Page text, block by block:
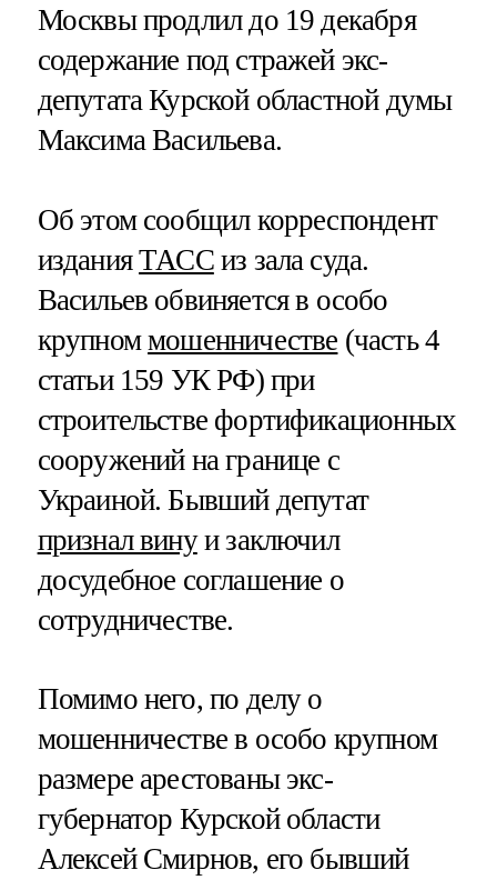
Москвы продлил до 19 декабря
содержание под стражей экс-
депутата Курской областной думы
Максима Васильева.
Об этом сообщил корреспондент
изданияТАССиз зала суда.
Васильев обвиняется в особо
крупноммошенничестве (часть 4
статьи 159 УК РФ) при
строительстве фортификационных
сооружений на границе с
Украиной. Бывший депутат
признал винуи заключил
досудебное соглашение о
сотрудничестве.
Помимо него, по делу о
мошенничестве в особо крупном
размере арестованы экс-
губернатор Курской области
Алексей Смирнов, его бывший